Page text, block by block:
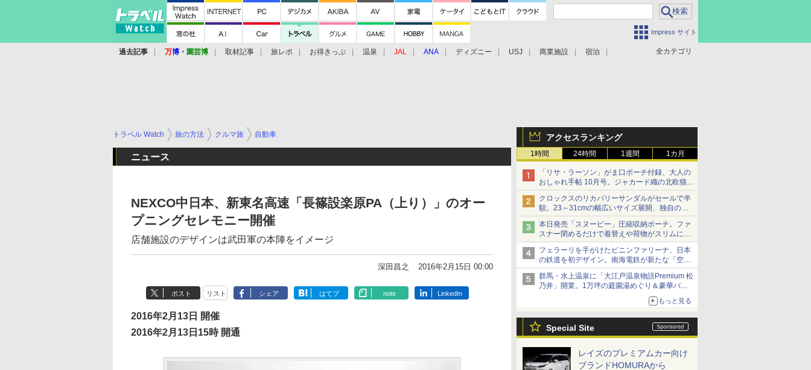
Impress サイト
全カテゴリ
過去記事 万博 ・ 園芸博 取材記事 旅レポ お得きっぷ 温泉 JAL ANA ディズニー USJ 商業施設 宿泊
アクセスランキング
1時間 24時間 1週間 1カ月
「リサ・ラーソン」がま口ポーチ付録、大人の
おしゃれ手帖 10月号。ジャカード織の北欧猫デ
ザイン
クロックスのリカバリーサンダルがセールで半
額。23～31cmの幅広いサイズ展開、独自のク
ッション素材を採用
本日発売「スヌーピー」圧縮収納ポーチ。ファ
スナー閉めるだけで着替えや荷物がスリムにま
とまる
フェラーリを手がけたピニンファリーナ、日本
の鉄道を初デザイン。南海電鉄が新たな「空港
特急」をなにわ筋線へ導入
群馬・水上温泉に「大江戸温泉物語Premium 松
乃井」開業。1万坪の庭園湯めぐり＆豪華バイ
もっと見る
Special Site
レイズのプレミアムカー向け
ブランドHOMURAから
トラベル Watch 旅の方法 クルマ旅 自動車
ニュース
NEXCO中日本、新東名高速「長篠設楽原PA（上り）」のオー
プニングセレモニー開催
店舗施設のデザインは武田軍の本陣をイメージ
深田昌之 2016年2月15日 00:00
ポスト リスト シェア はてブ note LinkedIn
2016年2月13日 開催
2016年2月13日15時 開通